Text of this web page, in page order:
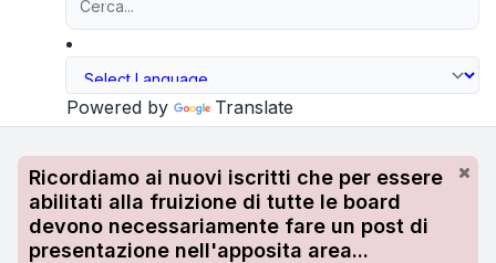
Powered by Translate
Ricordiamo ai nuovi iscritti che per essere
abilitati alla fruizione di tutte le board
devono necessariamente fare un post di
presentazione nell'apposita area...